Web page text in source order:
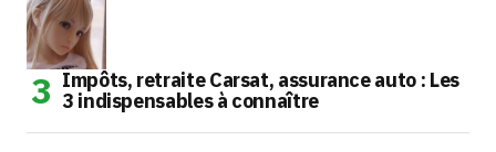
Impôts, retraite Carsat, assurance auto : Les
3 indispensables à connaître